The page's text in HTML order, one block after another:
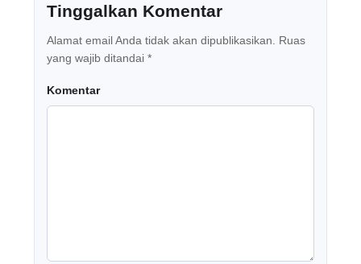
Tinggalkan Komentar
Alamat email Anda tidak akan dipublikasikan.
Ruas
yang wajib ditandai *
Komentar